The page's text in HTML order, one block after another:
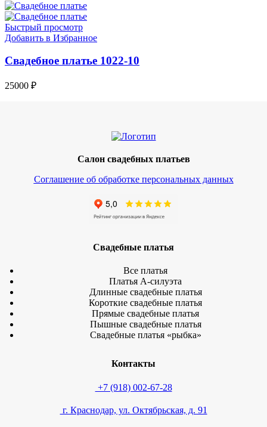
Быстрый просмотр
Добавить в Избранное
Свадебное платье 1022-10
25000 ₽
Салон свадебных платьев
Соглашение об обработке персональных данных
Свадебные платья
Все платья
Платья А-силуэта
Длинные свадебные платья
Короткие свадебные платья
Прямые свадебные платья
Пышные свадебные платья
Свадебные платья «рыбка»
Контакты
+7 (918) 002-67-28
г. Краснодар, ул. Октябрьская, д. 91